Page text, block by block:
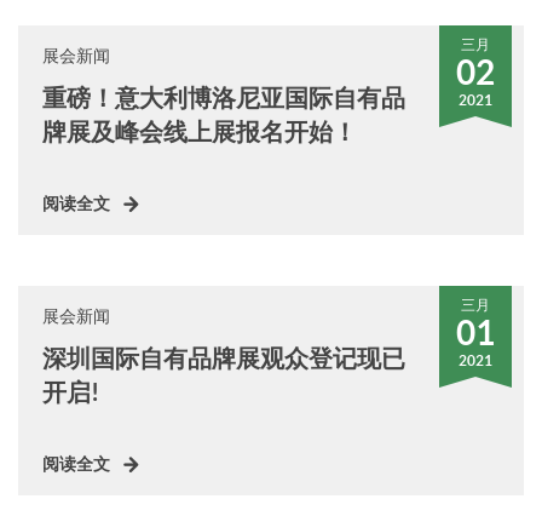
三月
02
2021
展会新闻
重磅！意大利博洛尼亚国际自有品
牌展及峰会线上展报名开始！
阅读全文
三月
01
2021
展会新闻
深圳国际自有品牌展观众登记现已
开启!
阅读全文